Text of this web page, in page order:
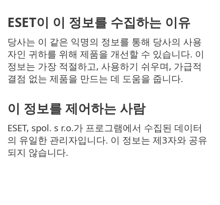
ESET이 이 정보를 수집하는 이유
당사는 이 같은 익명의 정보를 통해 당사의 사용
자인 귀하를 위해 제품을 개선할 수 있습니다. 이
정보는 가장 적절하고, 사용하기 쉬우며, 가급적
결점 없는 제품을 만드는 데 도움을 줍니다.
이 정보를 제어하는 사람
ESET, spol. s r.o.가 프로그램에서 수집된 데이터
의 유일한 관리자입니다. 이 정보는 제3자와 공유
되지 않습니다.